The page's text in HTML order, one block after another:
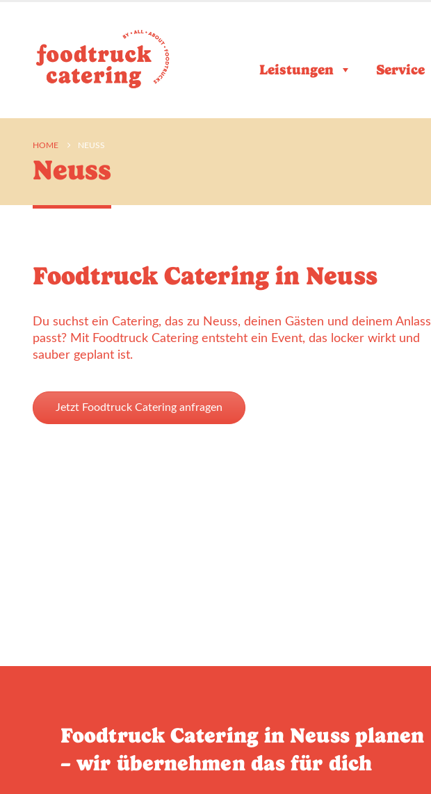
Leistungen Service
HOME NEUSS
Neuss
Foodtruck Catering in Neuss
Du suchst ein Catering, das zu Neuss, deinen Gästen und deinem Anlass
passt? Mit Foodtruck Catering entsteht ein Event, das locker wirkt und
sauber geplant ist.
Jetzt Foodtruck Catering anfragen
Foodtruck Catering in Neuss planen
– wir übernehmen das für dich